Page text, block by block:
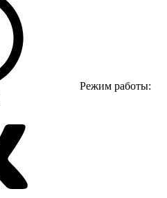
Режим работы: